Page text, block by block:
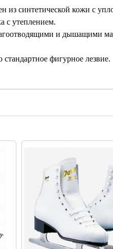
из синтетической кожи с
с утеплением.
и дышащими
фигурное лезвие.